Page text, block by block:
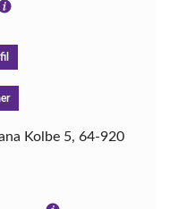
Kolbe 5, 64-920